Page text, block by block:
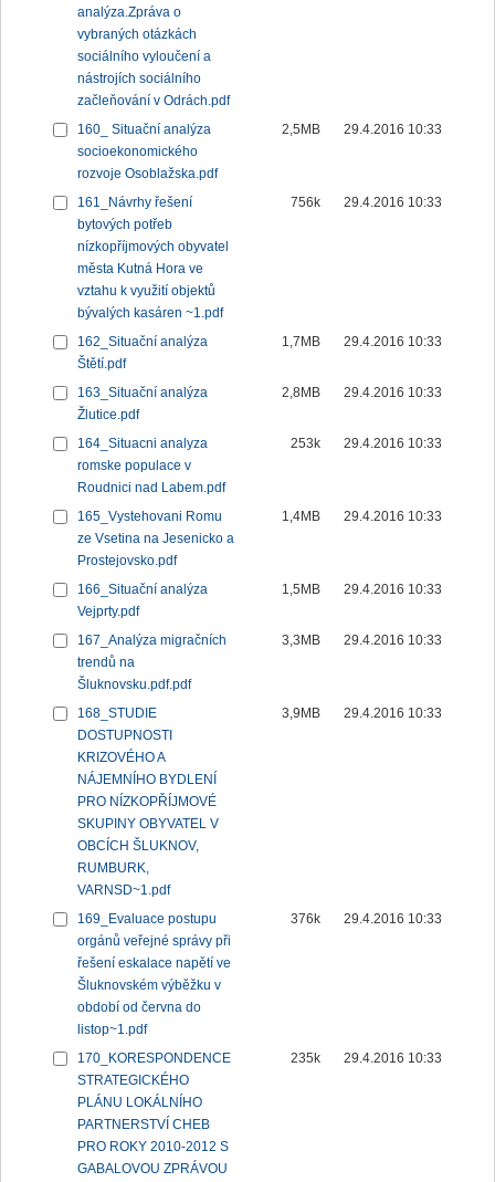
analýza.Zpráva o
vybraných otázkách
sociálního vyloučení a
nástrojích sociálního
začleňování v Odrách.pdf
160_ Situační analýza
socioekonomického
rozvoje Osoblažska.pdf
2,5MB 29.4.2016 10:33
161_Návrhy řešení
bytových potřeb
nízkopříjmových obyvatel
města Kutná Hora ve
vztahu k využití objektů
bývalých kasáren ~1.pdf
756k 29.4.2016 10:33
162_Situační analýza
Štětí.pdf
1,7MB 29.4.2016 10:33
163_Situační analýza
Žlutice.pdf
2,8MB 29.4.2016 10:33
164_Situacni analyza
romske populace v
Roudnici nad Labem.pdf
253k 29.4.2016 10:33
165_Vystehovani Romu
ze Vsetina na Jesenicko a
Prostejovsko.pdf
1,4MB 29.4.2016 10:33
166_Situační analýza
Vejprty.pdf
1,5MB 29.4.2016 10:33
167_Analýza migračních
trendů na
Šluknovsku.pdf.pdf
3,3MB 29.4.2016 10:33
168_STUDIE
DOSTUPNOSTI
KRIZOVÉHO A
NÁJEMNÍHO BYDLENÍ
PRO NÍZKOPŘÍJMOVÉ
SKUPINY OBYVATEL V
OBCÍCH ŠLUKNOV,
RUMBURK,
VARNSD~1.pdf
3,9MB 29.4.2016 10:33
169_Evaluace postupu
orgánů veřejné správy při
řešení eskalace napětí ve
Šluknovském výběžku v
období od června do
listop~1.pdf
376k 29.4.2016 10:33
170_KORESPONDENCE
STRATEGICKÉHO
PLÁNU LOKÁLNÍHO
PARTNERSTVÍ CHEB
PRO ROKY 2010-2012 S
GABALOVOU ZPRÁVOU
235k 29.4.2016 10:33